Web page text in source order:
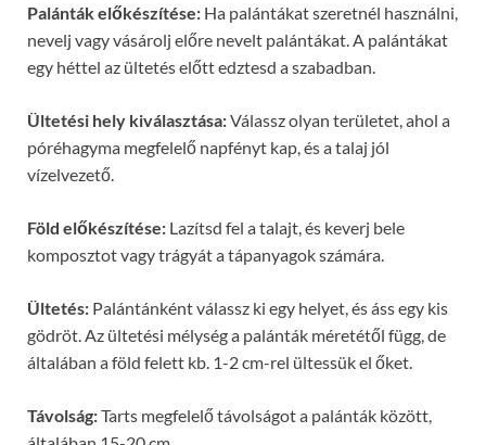
Palánták előkészítése: Ha palántákat szeretnél használni,
nevelj vagy vásárolj előre nevelt palántákat. A palántákat
egy héttel az ültetés előtt edztesd a szabadban.
Ültetési hely kiválasztása:Válassz olyan területet, ahol a
póréhagyma megfelelő napfényt kap, és a talaj jól
vízelvezető.
Föld előkészítése: Lazítsd fel a talajt, és keverj bele
komposztot vagy trágyát a tápanyagok számára.
Ültetés: Palántánként válassz ki egy helyet, és áss egy kis
gödröt. Az ültetési mélység a palánták méretétől függ, de
általában a föld felett kb. 1-2 cm-rel ültessük el őket.
Távolság:Tarts megfelelő távolságot a palánták között,